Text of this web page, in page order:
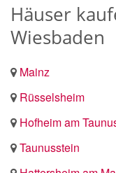
Häuser
Wiesbaden
Mainz
Rüsselsheim
Hofheim am
Taunusstein